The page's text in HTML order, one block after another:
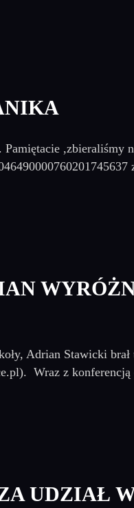
Pamiętacie
Adrian Stawicki
Wraz z konferencją
UDZIAŁ